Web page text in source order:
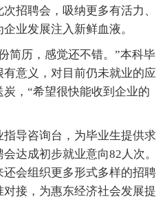
招聘会，吸纳更多有活力、
业发展注入新鲜血液。
历，感觉还不错。”本科毕
意义，对目前仍未就业的应
，“希望很快能收到企业的
导咨询台，为毕业生提供求
达成初步就业意向82人次。
会组织更多形式多样的招聘
接，为惠东经济社会发展提